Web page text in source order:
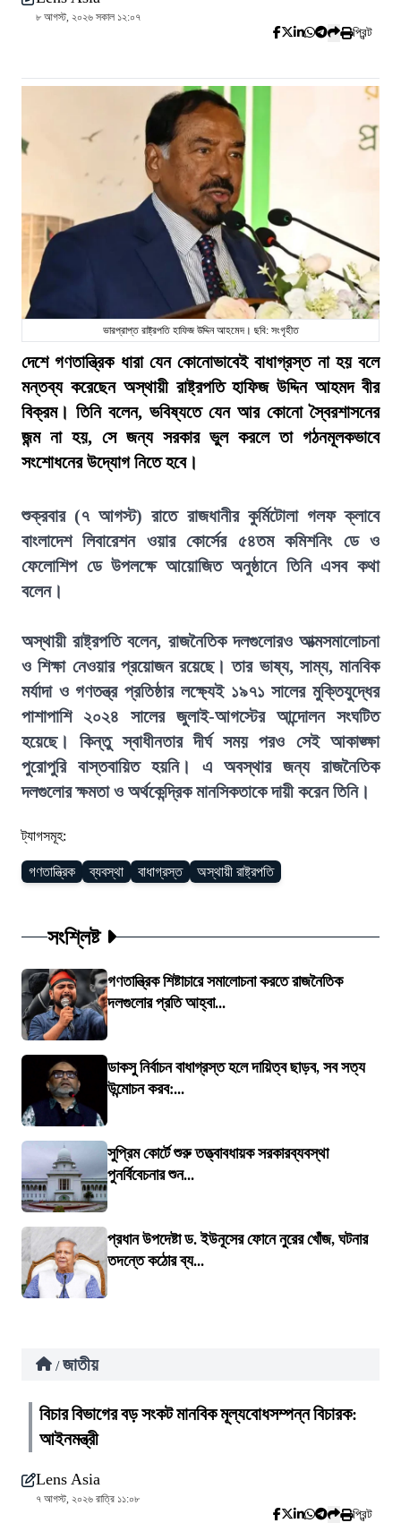
৮ আগস্ট, ২০২৬ সকাল ১২:০৭
প্রিন্ট
ভারপ্রাপ্ত রাষ্ট্রপতি হাফিজ উদ্দিন আহমেদ। ছবি: সংগৃহীত
দেশে গণতান্ত্রিক ধারা যেন কোনোভাবেই বাধাগ্রস্ত না হয় বলে
মন্তব্য করেছেন অস্থায়ী রাষ্ট্রপতি হাফিজ উদ্দিন আহমদ বীর
বিক্রম। তিনি বলেন, ভবিষ্যতে যেন আর কোনো স্বৈরশাসনের
জন্ম না হয়, সে জন্য সরকার ভুল করলে তা গঠনমূলকভাবে
সংশোধনের উদ্যোগ নিতে হবে।
শুক্রবার (৭ আগস্ট) রাতে রাজধানীর কুর্মিটোলা গলফ ক্লাবে
বাংলাদেশ লিবারেশন ওয়ার কোর্সের ৫৪তম কমিশনিং ডে ও
ফেলোশিপ ডে উপলক্ষে আয়োজিত অনুষ্ঠানে তিনি এসব কথা
বলেন।
অস্থায়ী রাষ্ট্রপতি বলেন, রাজনৈতিক দলগুলোরও আত্মসমালোচনা
ও শিক্ষা নেওয়ার প্রয়োজন রয়েছে। তার ভাষ্য, সাম্য, মানবিক
মর্যাদা ও গণতন্ত্র প্রতিষ্ঠার লক্ষ্যেই ১৯৭১ সালের মুক্তিযুদ্ধের
পাশাপাশি ২০২৪ সালের জুলাই-আগস্টের আন্দোলন সংঘটিত
হয়েছে। কিন্তু স্বাধীনতার দীর্ঘ সময় পরও সেই আকাঙ্ক্ষা
পুরোপুরি বাস্তবায়িত হয়নি। এ অবস্থার জন্য রাজনৈতিক
দলগুলোর ক্ষমতা ও অর্থকেন্দ্রিক মানসিকতাকে দায়ী করেন তিনি।
ট্যাগসমূহ:
গণতান্ত্রিক ব্যবস্থা বাধাগ্রস্ত অস্থায়ী রাষ্ট্রপতি
সংশ্লিষ্ট
গণতান্ত্রিক শিষ্টাচারে সমালোচনা করতে রাজনৈতিক
দলগুলোর প্রতি আহ্বা...
ডাকসু নির্বাচন বাধাগ্রস্ত হলে দায়িত্ব ছাড়ব, সব সত্য
উন্মোচন করব:...
সুপ্রিম কোর্টে শুরু তত্ত্বাবধায়ক সরকারব্যবস্থা
পুনর্বিবেচনার শুন...
প্রধান উপদেষ্টা ড. ইউনূসের ফোনে নুরের খোঁজ, ঘটনার
তদন্তে কঠোর ব্য...
/ জাতীয়
বিচার বিভাগের বড় সংকট মানবিক মূল্যবোধসম্পন্ন বিচারক:
আইনমন্ত্রী
Lens Asia
৭ আগস্ট, ২০২৬ রাত্রি ১১:০৮
প্রিন্ট